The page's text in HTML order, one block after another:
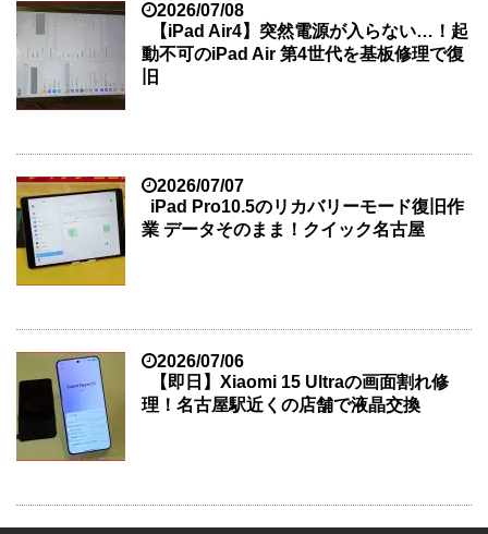
2026/07/08
【iPad Air4】突然電源が入らない…！起
動不可のiPad Air 第4世代を基板修理で復
旧
2026/07/07
iPad Pro10.5のリカバリーモード復旧作
業 データそのまま！クイック名古屋
2026/07/06
【即日】Xiaomi 15 Ultraの画面割れ修
理！名古屋駅近くの店舗で液晶交換